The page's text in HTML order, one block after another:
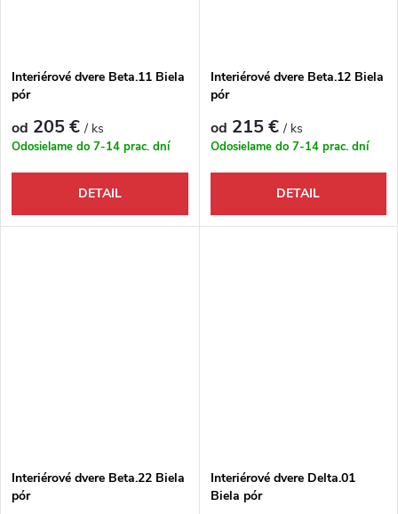
Interiérové dvere Beta.11 Biela
pór
od 205 €/ ks
Odosielame do 7-14 prac. dní
DETAIL
Interiérové dvere Beta.12 Biela
pór
od 215 €/ ks
Odosielame do 7-14 prac. dní
DETAIL
Interiérové dvere Beta.22 Biela
pór
Interiérové dvere Delta.01
Biela pór